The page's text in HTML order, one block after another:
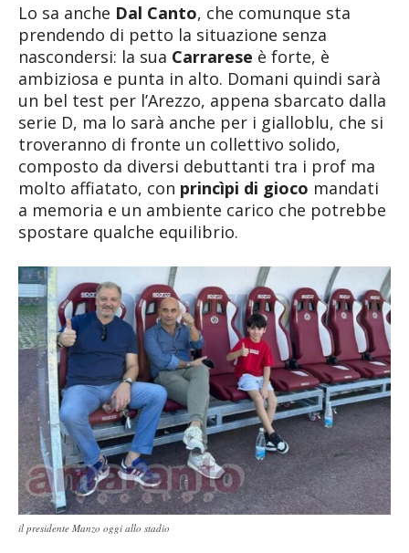
Lo sa anche Dal Canto, che comunque sta
prendendo di petto la situazione senza
nascondersi: la sua Carrarese è forte, è
ambiziosa e punta in alto. Domani quindi sarà
un bel test per l’Arezzo, appena sbarcato dalla
serie D, ma lo sarà anche per i gialloblu, che si
troveranno di fronte un collettivo solido,
composto da diversi debuttanti tra i prof ma
molto affiatato, con princìpi di gioco mandati
a memoria e un ambiente carico che potrebbe
spostare qualche equilibrio.
il presidente Manzo oggi allo stadio